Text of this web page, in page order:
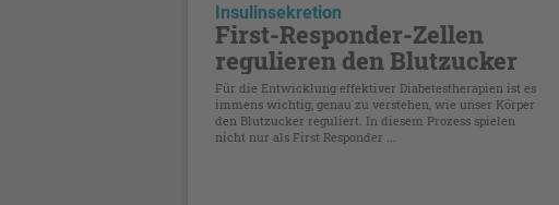
Insulinsekretion
First-Responder-Zellen
regulieren den Blutzucker
Für die Entwicklung effektiver Diabetestherapien ist es
immens wichtig, genau zu verstehen, wie unser Körper
den Blutzucker reguliert. In diesem Prozess spielen
nicht nur als First Responder ...